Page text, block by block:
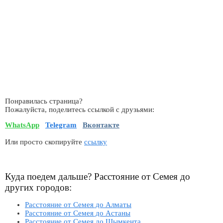
Понравилась страница?
Пожалуйста, поделитесь ссылкой с друзьями:
WhatsApp
Telegram Вконтакте
Или просто скопируйте ссылку
Куда поедем дальше? Расстояние от Семея до
других городов:
Расстояние от Семея до Алматы
Расстояние от Семея до Астаны